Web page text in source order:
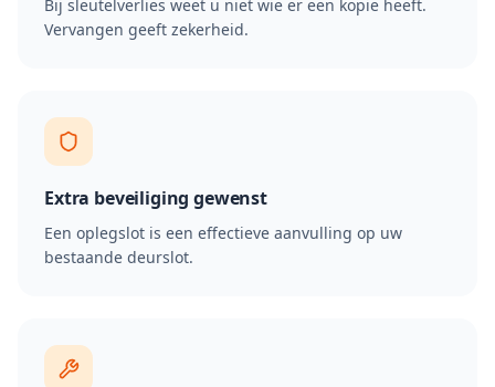
Bij sleutelverlies weet u niet wie er een kopie heeft.
Vervangen geeft zekerheid.
Extra beveiliging gewenst
Een oplegslot is een effectieve aanvulling op uw
bestaande deurslot.